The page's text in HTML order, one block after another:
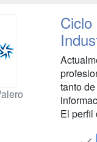
tanto
El perfil